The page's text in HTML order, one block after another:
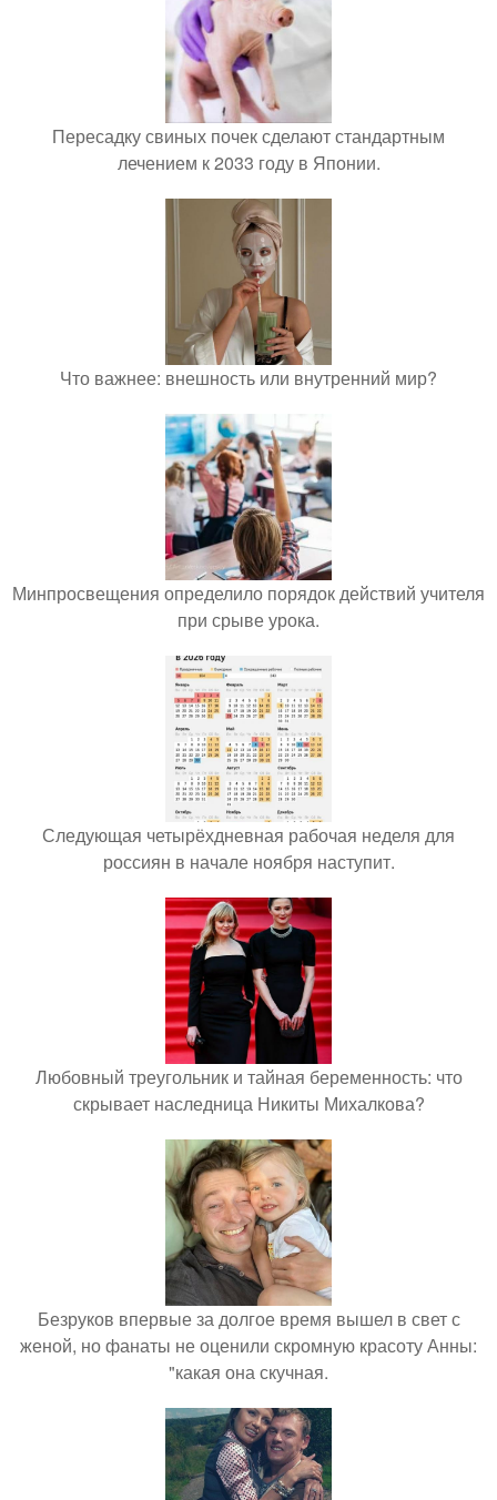
Пересадку свиных почек сделают стандартным
лечением к 2033 году в Японии.
Что важнее: внешность или внутренний мир?
Минпросвещения определило порядок действий учителя
при срыве урока.
Следующая четырёхдневная рабочая неделя для
россиян в начале ноября наступит.
Любовный треугольник и тайная беременность: что
скрывает наследница Никиты Михалкова?
Безруков впервые за долгое время вышел в свет с
женой, но фанаты не оценили скромную красоту Анны:
"какая она скучная.